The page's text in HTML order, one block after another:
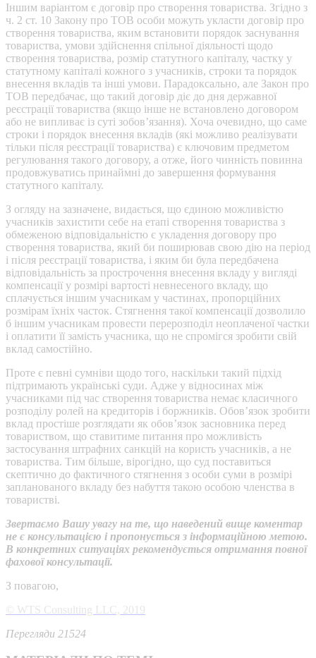
Іншим варіантом є договір про створення товариства. Згідно з
ч. 2 ст. 10 Закону про ТОВ особи можуть укласти договір про
створення товариства, яким встановити порядок заснування
товариства, умови здійснення спільної діяльності щодо
створення товариства, розмір статутного капіталу, частку у
статутному капіталі кожного з учасників, строки та порядок
внесення вкладів та інші умови. Парадоксально, але Закон про
ТОВ передбачає, що такий договір діє до дня державної
реєстрації товариства (якщо інше не встановлено договором
або не випливає із суті зобов’язання). Хоча очевидно, що саме
строки і порядок внесення вкладів (які можливо реалізувати
тільки після реєстрації товариства) є ключовим предметом
регулювання такого договору, а отже, його чинність повинна
продовжуватись принаймні до завершення формування
статутного капіталу.
З огляду на зазначене, видається, що єдиною можливістю
учасників захистити себе на етапі створення товариства з
обмеженою відповідальністю є укладення договору про
створення товариства, який би поширював свою дію на період
і після реєстрації товариства, і яким би була передбачена
відповідальність за прострочення внесення вкладу у вигляді
компенсації у розмірі вартості невнесеного вкладу, що
сплачується іншим учасникам у частинах, пропорційних
розмірам їхніх часток. Стягнення такої компенсації дозволило
б іншим учасникам провести перерозподіл неоплаченої частки
і оплатити її замість учасника, що не спромігся зробити свій
вклад самостійно.
Проте є певні сумніви щодо того, наскільки такий підхід
підтримають українські суди. Адже у відносинах між
учасниками під час створення товариства немає класичного
розподілу ролей на кредиторів і боржників. Обов’язок зробити
вклад простіше розглядати як обов’язок засновника перед
товариством, що ставитиме питання про можливість
застосування штрафних санкцій на користь учасників, а не
товариства. Тим більше, вірогідно, що суд поставиться
скептично до фактичного стягнення з особи суми в розмірі
запланованого вкладу без набуття такою особою членства в
товаристві.
Звертаємо Вашу увагу на те, що наведений вище коментар
не є консультацією і пропонується з інформаційною метою.
В конкретних ситуаціях рекомендується отримання повної
фахової консультації.
З повагою,
© WTS Consulting LLC, 2019
Перегляди 21524